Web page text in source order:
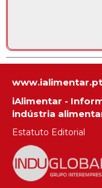
www.ialimentar.pt
iAlimentar -
indústria
Estatuto Editorial